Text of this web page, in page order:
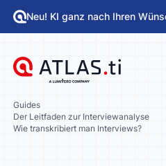
Neu! KI ganz nach Ihren
Guides
Der Leitfaden zur Interviewanalyse
Wie transkribiert man Interviews?